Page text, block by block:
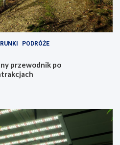
PODRÓŻE
przewodnik po